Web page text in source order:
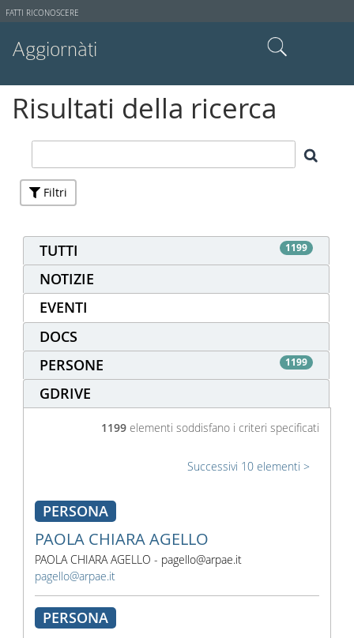
Strumenti
FATTI RICONOSCERE
Aggiornàti
Ricerca avanzata…
Risultati della ricerca
Filtri
TUTTI 1199
NOTIZIE
EVENTI
DOCS
PERSONE
1199
GDRIVE
1199 elementi soddisfano i criteri specificati
Successivi 10 elementi
PERSONA
PAOLA CHIARA AGELLO
PAOLA CHIARA AGELLO - pagello@arpae.it
pagello@arpae.it
PERSONA